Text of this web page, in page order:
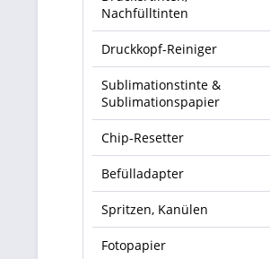
Nachfülltinten
Druckkopf-Reiniger
Sublimationstinte &
Sublimationspapier
Chip-Resetter
Befülladapter
Spritzen, Kanülen
Fotopapier